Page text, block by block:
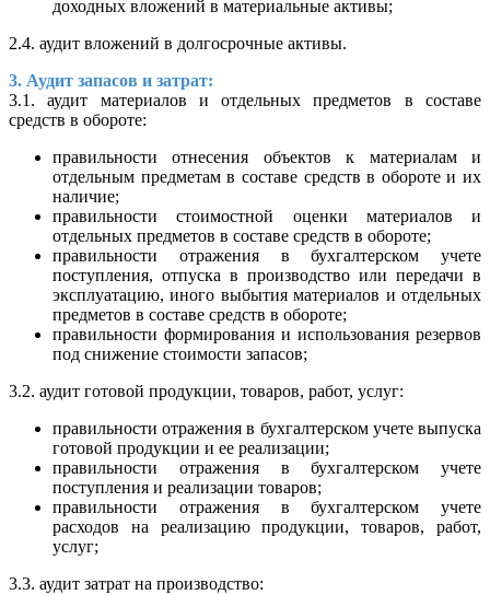
доходных вложений в материальные активы;
2.4. аудит вложений в долгосрочные активы.
3. Аудит запасов и затрат:
3.1. аудит материалов и отдельных предметов в составе
средств в обороте:
правильности отнесения объектов к материалам и
отдельным предметам в составе средств в обороте и их
наличие;
правильности стоимостной оценки материалов и
отдельных предметов в составе средств в обороте;
правильности отражения в бухгалтерском учете
поступления, отпуска в производство или передачи в
эксплуатацию, иного выбытия материалов и отдельных
предметов в составе средств в обороте;
правильности формирования и использования резервов
под снижение стоимости запасов;
3.2. аудит готовой продукции, товаров, работ, услуг:
правильности отражения в бухгалтерском учете выпуска
готовой продукции и ее реализации;
правильности отражения в бухгалтерском учете
поступления и реализации товаров;
правильности отражения в бухгалтерском учете
расходов на реализацию продукции, товаров, работ,
услуг;
3.3. аудит затрат на производство: